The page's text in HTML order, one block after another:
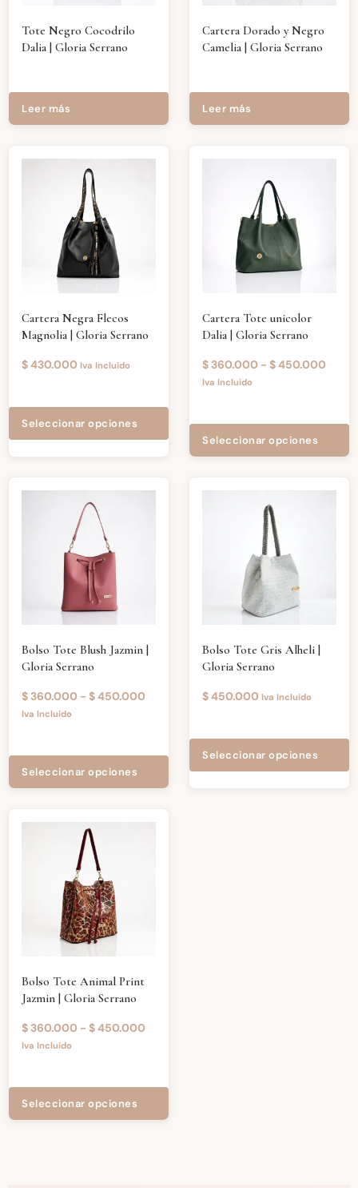
Tote Negro Cocodrilo
Dalia | Gloria Serrano
Leer más
Cartera Dorado y Negro
Camelia | Gloria Serrano
Leer más
Cartera Negra Flecos
Magnolia | Gloria Serrano
$430.000 Iva Incluido
Seleccionar opciones
Cartera Tote unicolor
Dalia | Gloria Serrano
$360.000 - $450.000
Iva Incluido
Seleccionar opciones
Bolso Tote Blush Jazmin |
Gloria Serrano
$360.000 - $450.000
Iva Incluido
Seleccionar opciones
Bolso Tote Gris Alheli |
Gloria Serrano
$450.000 Iva Incluido
Seleccionar opciones
Bolso Tote Animal Print
Jazmin | Gloria Serrano
$360.000 - $450.000
Iva Incluido
Seleccionar opciones